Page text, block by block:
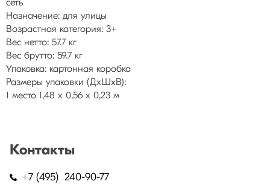
сеть
Назначение: для улицы
Возрастная категория: 3+
Вес нетто: 57.7 кг
Вес брутто: 59.7 кг
Упаковка: картонная коробка
Размеры упаковки (ДхШхВ):
1 место 1,48 х 0,56 х 0,23 м
Контакты
+7 (495) 240-90-77